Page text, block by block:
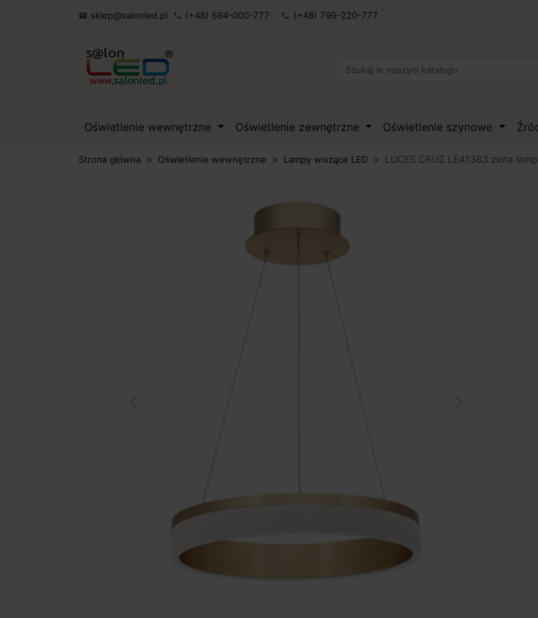
 sklep@salonled.pl phone (+48) 694-000-777 phone (+48) 799-220-777
Oświetlenie wewnętrzne Oświetlenie zewnętrzne Oświetlenie szynowe
Strona główna Oświetlenie wewnętrzne Lampy wiszące LED LUCES CRUZ LE41383 złota